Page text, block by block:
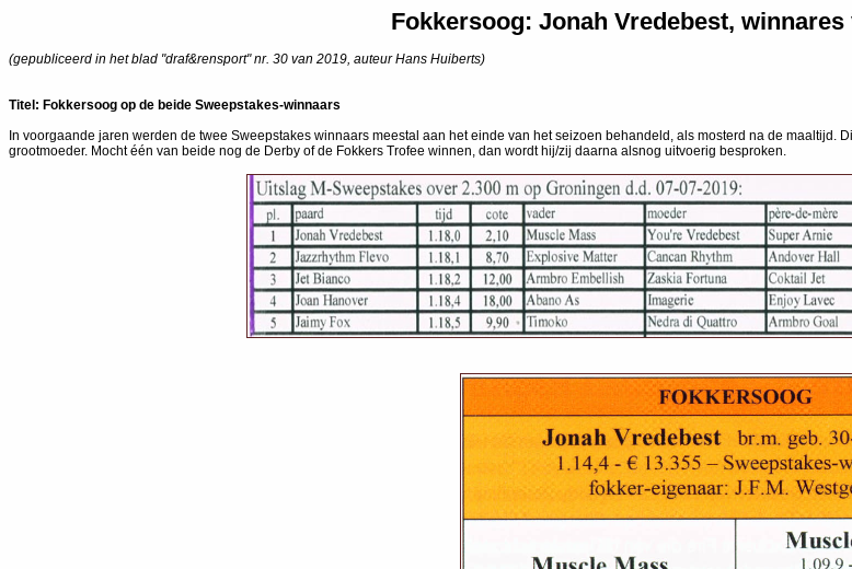
Fokkersoog: Jonah Vredebest,
(gepubliceerd in het blad "draf&rensport" nr. 30 van 2019, auteur Hans Huiberts)
Titel: Fokkersoog op de beide Sweepstakes-winnaars
In voorgaande jaren werden de twee Sweepstakes winnaars meestal aan het einde van het seizoen behandeld, als mosterd na de maaltijd.
grootmoeder. Mocht één van beide nog de Derby of de Fokkers Trofee winnen, dan wordt hij/zij daarna alsnog uitvoerig besproken.